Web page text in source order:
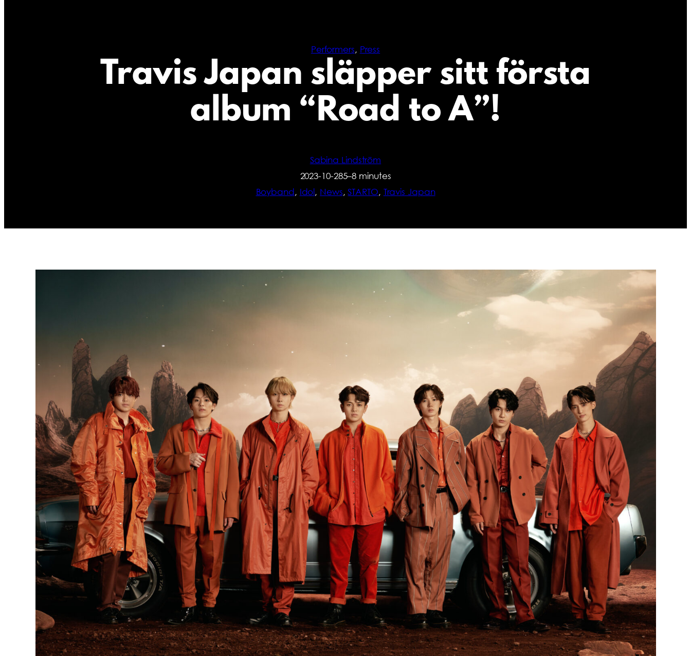
Performers, Press
Travis Japan släpper sitt första
album “Road to A”!
Sabina Lindström
2023-10-285–8 minutes
Boyband, Idol, News, STARTO, Travis Japan